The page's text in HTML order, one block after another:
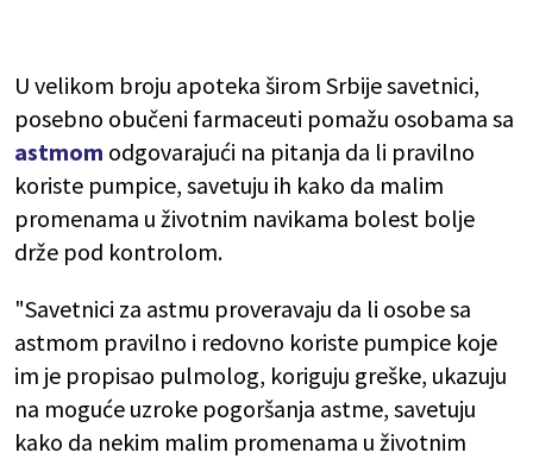
U velikom broju apoteka širom Srbije savetnici,
posebno obučeni farmaceuti pomažu osobama sa
astmom odgovarajući na pitanja da li pravilno
koriste pumpice, savetuju ih kako da malim
promenama u životnim navikama bolest bolje
drže pod kontrolom.
"Savetnici za astmu proveravaju da li osobe sa
astmom pravilno i redovno koriste pumpice koje
im je propisao pulmolog, koriguju greške, ukazuju
na moguće uzroke pogoršanja astme, savetuju
kako da nekim malim promenama u životnim